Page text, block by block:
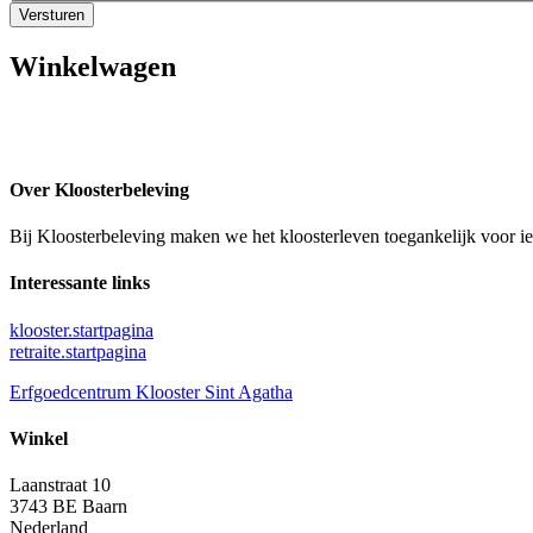
Versturen
Winkelwagen
Over Kloosterbeleving
Bij Kloosterbeleving maken we het kloosterleven toegankelijk voor
Interessante links
klooster.startpagina
retraite.startpagina
Erfgoedcentrum Klooster Sint Agatha
Winkel
Laanstraat 10
3743 BE Baarn
Nederland